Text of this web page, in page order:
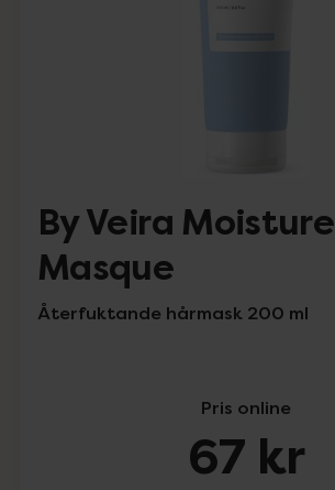
By Veira Moisture
Masque
Återfuktande hårmask 200 ml
Pris online
67 kr